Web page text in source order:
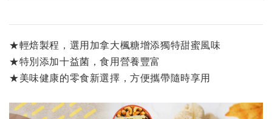
★輕焙製程，選用加拿大楓糖增添獨特甜蜜風味
★特別添加十益菌，食用營養豐富
★美味健康的零食新選擇，方便攜帶隨時享用